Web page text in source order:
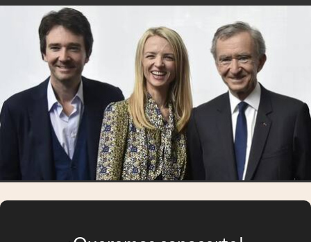
Clase
Mundial 2026
Eventos Corporativos
El Cronista Studio